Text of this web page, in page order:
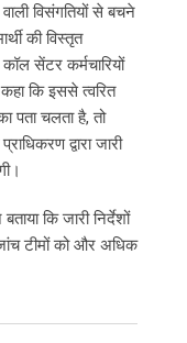
विसंगतियों से बचने
की विस्तृत
सेंटर कर्मचारियों
कि इससे त्वरित
पता चलता है, तो
द्वारा जारी
कि जारी निर्देशों
टीमों को और अधिक